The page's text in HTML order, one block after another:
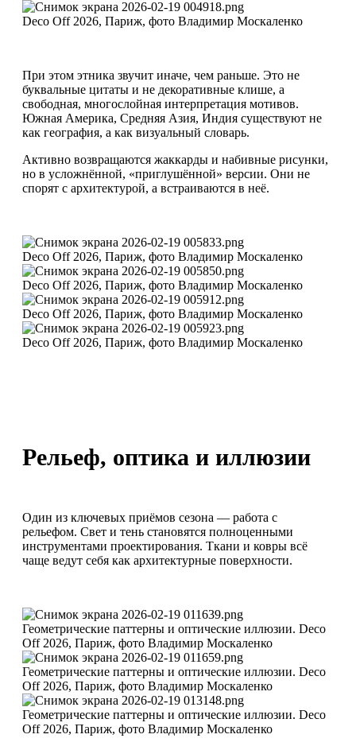
Deco Off 2026, Париж, фото Владимир Москаленко
При этом этника звучит иначе, чем раньше. Это не
буквальные цитаты и не декоративные клише, а
свободная, многослойная интерпретация мотивов.
Южная Америка, Средняя Азия, Индия существуют не
как география, а как визуальный словарь.
Активно возвращаются жаккарды и набивные рисунки,
но в усложнённой, «приглушённой» версии. Они не
спорят с архитектурой, а встраиваются в неё.
Deco Off 2026, Париж, фото Владимир Москаленко
Deco Off 2026, Париж, фото Владимир Москаленко
Deco Off 2026, Париж, фото Владимир Москаленко
Deco Off 2026, Париж, фото Владимир Москаленко
Рельеф, оптика и иллюзии
Один из ключевых приёмов сезона — работа с
рельефом. Свет и тень становятся полноценными
инструментами проектирования. Ткани и ковры всё
чаще ведут себя как архитектурные поверхности.
Геометрические паттерны и оптические иллюзии. Deco
Off 2026, Париж, фото Владимир Москаленко
Геометрические паттерны и оптические иллюзии. Deco
Off 2026, Париж, фото Владимир Москаленко
Геометрические паттерны и оптические иллюзии. Deco
Off 2026, Париж, фото Владимир Москаленко